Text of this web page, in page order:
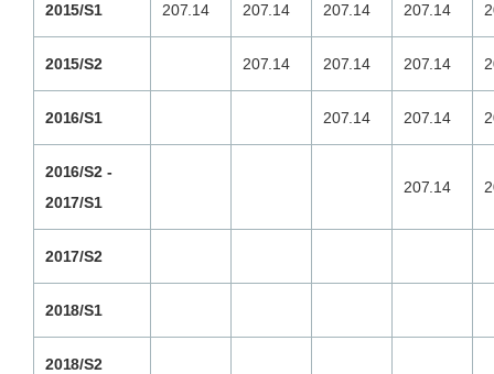
2015/S1 207.14 207.14 207.14 207.14
2015/S2 207.14 207.14 207.14
2016/S1 207.14 207.14
2016/S2 -
2017/S1
207.14
2017/S2
2018/S1
2018/S2